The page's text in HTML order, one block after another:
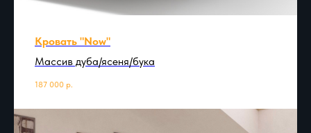
Кровать "Now"
Массив дуба/ясеня/бука
187 000 р.